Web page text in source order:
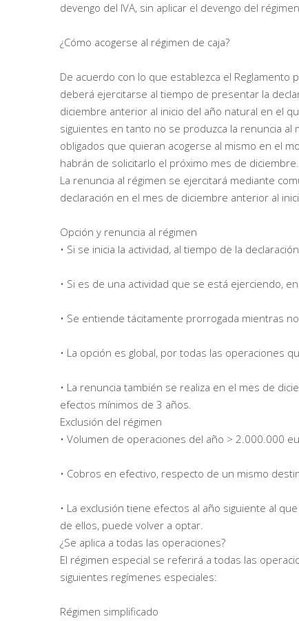
devengo del IVA, sin aplicar el devengo del
¿Cómo acogerse al régimen de caja?
De acuerdo con lo que establezca el
deberá ejercitarse al tiempo de presentar la
diciembre anterior al inicio del año natural en el
siguientes en tanto no se produzca la renuncia
obligados que quieran acogerse al mismo en el
habrán de solicitarlo el próximo mes de diciembre.
La renuncia al régimen se ejercitará mediante
declaración en el mes de diciembre anterior al
Opción y renuncia al régimen
• Si se inicia la actividad, al tiempo de la
• Si es de una actividad que se está ejerciendo,
• Se entiende tácitamente prorrogada mientras
• La opción es global, por todas las operaciones
• La renuncia también se realiza en el mes de
efectos mínimos de 3 años.
Exclusión del régimen
• Volumen de operaciones del año > 2.000.000
• Cobros en efectivo, respecto de un mismo
• La exclusión tiene efectos al año siguiente al
de ellos, puede volver a optar.
¿Se aplica a todas las operaciones?
El régimen especial se referirá a todas las
siguientes regímenes especiales:
Régimen simplificado